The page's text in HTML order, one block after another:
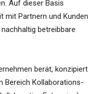
Auf dieser Basis
mit Partnern und Kunden
betreibbare
berät, konzipiert
Bereich Kollaborations-